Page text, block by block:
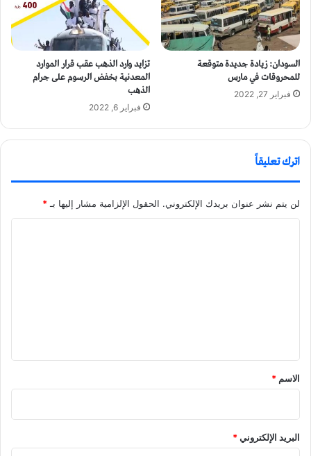
السودان: زيادة جديدة متوقعة
للمحروقات في مارس
فبراير 27, 2022
تزايد وارد الذهب عقب قرار الموارد
المعدنية بخفض الرسوم على جرام
الذهب
فبراير 6, 2022
اترك تعليقاً
لن يتم نشر عنوان بريدك الإلكتروني. الحقول الإلزامية مشار إليها بـ *
الاسم *
البريد الإلكتروني*